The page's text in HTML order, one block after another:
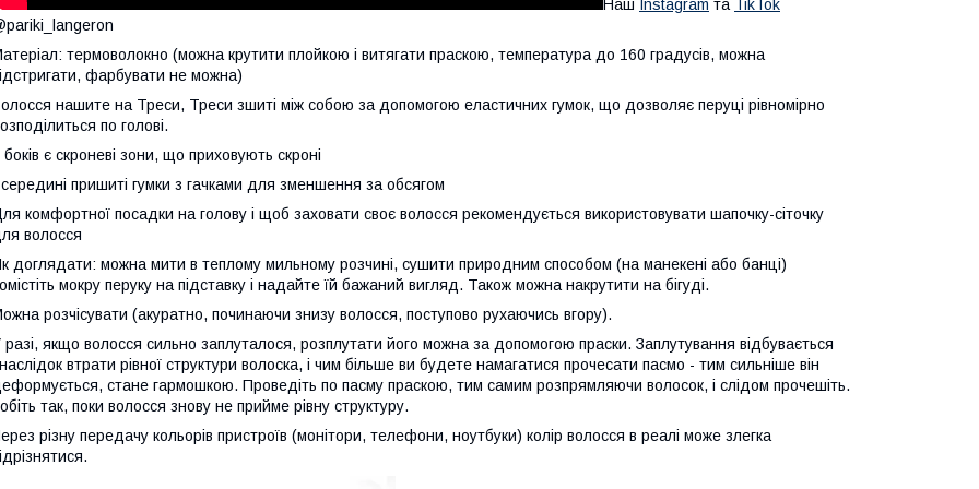
Наш Instagram та TikTok
термоволокно (можна крутити плойкою і витягати праскою, температура до 160 градусів, можна
фарбувати не можна)
нашите на Треси, Треси зшиті між собою за допомогою еластичних гумок, що дозволяє перуці рівномірно
по голові.
боків є скроневі зони, що приховують скроні
пришиті гумки з гачками для зменшення за обсягом
комфортної посадки на голову і щоб заховати своє волосся рекомендується використовувати шапочку-сіточку
волосся
доглядати: можна мити в теплому мильному розчині, сушити природним способом (на манекені або банці)
мокру перуку на підставку і надайте їй бажаний вигляд. Також можна накрутити на бігуді.
розчісувати (акуратно, починаючи знизу волосся, поступово рухаючись вгору).
разі, якщо волосся сильно заплуталося, розплутати його можна за допомогою праски. Заплутування відбувається
втрати рівної структури волоска, і чим більше ви будете намагатися прочесати пасмо - тим сильніше він
стане гармошкою. Проведіть по пасму праскою, тим самим розпрямляючи волосок, і слідом прочешіть.
так, поки волосся знову не прийме рівну структуру.
різну передачу кольорів пристроїв (монітори, телефони, ноутбуки) колір волосся в реалі може злегка